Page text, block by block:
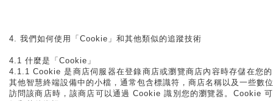
4. 我們如何使用「Cookie」和其他類似的追蹤技術
4.1 什麼是「Cookie」
4.1.1 Cookie 是商店伺服器在登錄商店或瀏覽商店內容時存儲在您
其他智慧終端設備中的小檔，通常包含標識符，商店名稱以及一些數
訪問該商店時，該商店可以通過 Cookie 識別您的瀏覽器。Cookie